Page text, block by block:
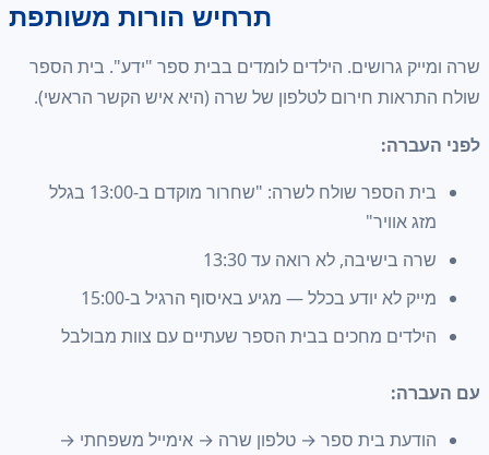
תרחיש הורות משותפת
שרה ומייק גרושים. הילדים לומדים בבית ספר "ידע". בית הספר
שולח התראות חירום לטלפון של שרה (היא איש הקשר הראשי).
לפני העברה:
בית הספר שולח לשרה: "שחרור מוקדם ב-13:00 בגלל
מזג אוויר"
שרה בישיבה, לא רואה עד 13:30
מייק לא יודע בכלל — מגיע באיסוף הרגיל ב-15:00
הילדים מחכים בבית הספר שעתיים עם צוות מבולבל
עם העברה:
הודעת בית ספר → טלפון שרה → אימייל משפחתי →